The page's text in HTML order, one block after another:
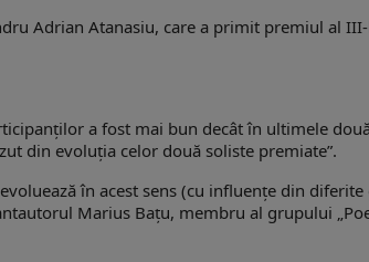
Adrian Atanasiu, care a primit premiul al
a fost mai bun decât în ultimele
din evoluţia celor două soliste premiate”.
în acest sens (cu influenţe din
Marius Baţu, membru al grupului